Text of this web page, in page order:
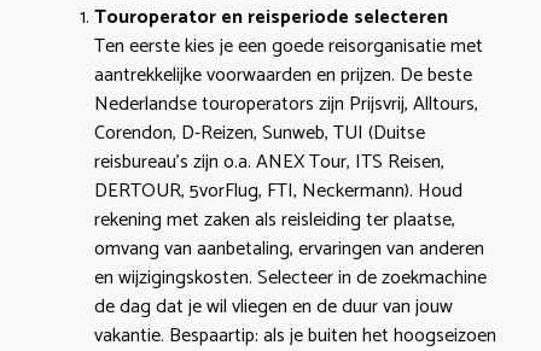
Touroperator en reisperiode selecteren
Ten eerste kies je een goede reisorganisatie met
aantrekkelijke voorwaarden en prijzen. De beste
Nederlandse touroperators zijn Prijsvrij, Alltours,
Corendon, D-Reizen, Sunweb, TUI (Duitse
reisbureau’s zijn o.a. ANEX Tour, ITS Reisen,
DERTOUR, 5vorFlug, FTI, Neckermann). Houd
rekening met zaken als reisleiding ter plaatse,
omvang van aanbetaling, ervaringen van anderen
en wijzigingskosten. Selecteer in de zoekmachine
de dag dat je wil vliegen en de duur van jouw
vakantie. Bespaartip: als je buiten het hoogseizoen